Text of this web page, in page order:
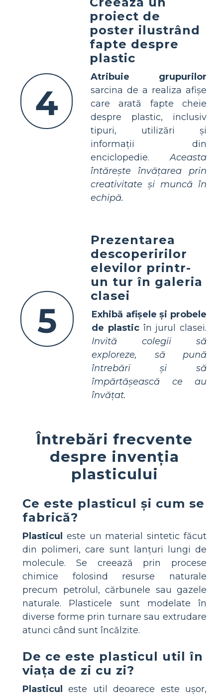
4
proiect de
poster ilustrând
fapte despre
plastic
Atribuie grupurilor
sarcina de a realiza afișe
care arată fapte cheie
despre plastic, inclusiv
tipuri, utilizări și
informații din
enciclopedie.Aceasta
întărește învățarea prin
creativitate și muncă în
echipă.
5
Prezentarea
descoperirilor
elevilor printr-
un tur în galeria
clasei
Exhibă afișele și probele
de plasticîn jurul clasei.
Invită colegii să
exploreze, să pună
întrebări și să
împărtășească ce au
învățat.
Întrebări frecvente
despre invenția
plasticului
Ce este plasticul și cum se
fabrică?
Plasticul
este un material sintetic făcut
din polimeri, care sunt lanțuri lungi de
molecule. Se creează prin procese
chimice folosind resurse naturale
precum petrolul, cărbunele sau gazele
naturale. Plasticele sunt modelate în
diverse forme prin turnare sau extrudare
atunci când sunt încălzite.
De ce este plasticul util în
viața de zi cu zi?
Plasticul
este util deoarece este ușor,